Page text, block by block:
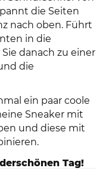
die Seiten
nach oben. Führt
in die
danach zu einer
die
ein paar coole
Sneaker mit
und diese mit
Tag!